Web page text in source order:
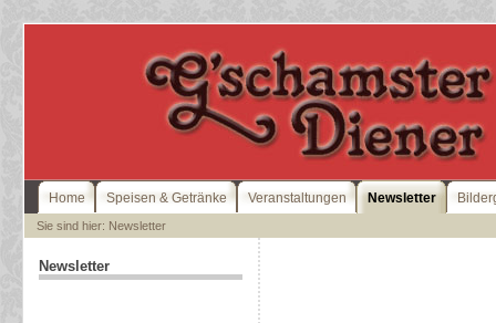
Home Speisen & Getränke Veranstaltungen Newsletter
Sie sind hier: Newsletter
Newsletter